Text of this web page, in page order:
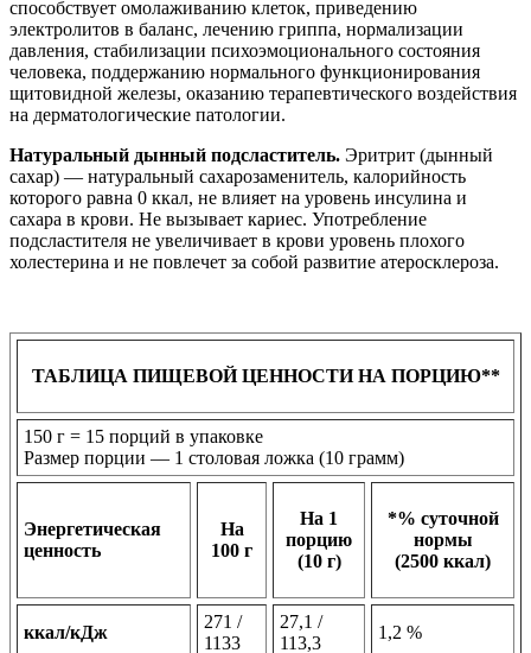
способствует омолаживанию клеток, приведению
электролитов в баланс, лечению гриппа, нормализации
давления, стабилизации психоэмоционального состояния
человека, поддержанию нормального функционирования
щитовидной железы, оказанию терапевтического воздействия
на дерматологические патологии.
Натуральный дынный подсластитель. Эритрит (дынный
сахар) — натуральный сахарозаменитель, калорийность
которого равна 0 ккал, не влияет на уровень инсулина и
сахара в крови. Не вызывает кариес. Употребление
подсластителя не увеличивает в крови уровень плохого
холестерина и не повлечет за собой развитие атеросклероза.
ТАБЛИЦА ПИЩЕВОЙ ЦЕННОСТИ НА ПОРЦИЮ**
150 г = 15 порций в упаковке
Размер порции — 1 столовая ложка (10 грамм)
Энергетическая
ценность
На
100 г
На 1
порцию
(10 г)
*% суточной
нормы
(2500 ккал)
ккал/кДж
271 /
1133
27,1 /
113,3
1,2 %